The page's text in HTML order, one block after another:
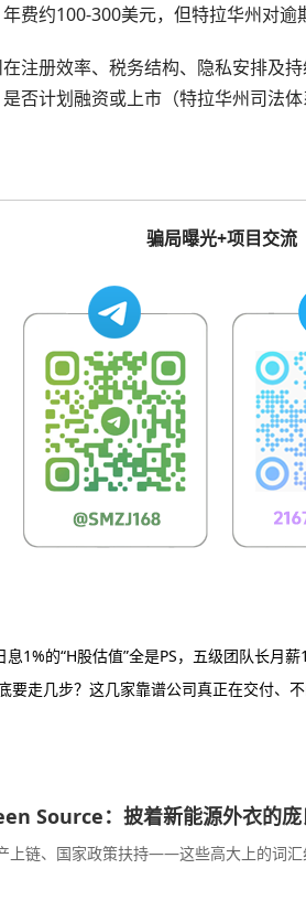
费约100-300美元，但特拉华州对逾
注册效率、税务结构、隐私安排及
否计划融资或上市（特拉华州司法
骗局曝光+项目交流
1%的“H股估值”全是PS，五级团队长月
要走几步？这几家靠谱公司真正在交付、
Source：披着新能源外衣的
上链、国家政策扶持——这些高大上的词